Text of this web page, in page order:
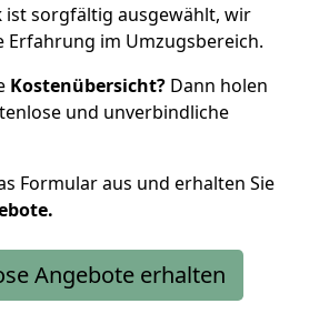
ist sorgfältig ausgewählt, wir
Erfahrung im Umzugsbereich.
Kostenübersicht? Dann holen
und unverbindliche
Formular aus und erhalten Sie
Angebote erhalten